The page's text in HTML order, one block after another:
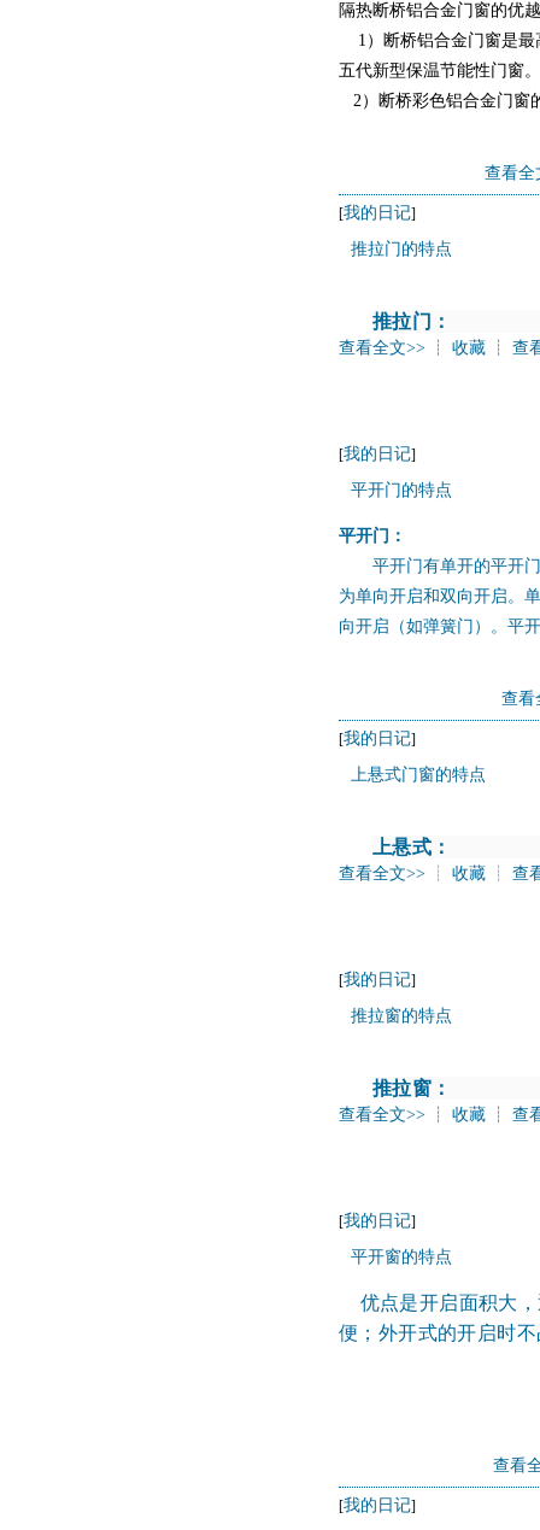
隔热断桥铝合金门窗的优
1）断桥铝合金门窗是最
五代新型保温节能性门窗
2）断桥彩色铝合金门窗
查看全
[我的日记]
推拉门的特点
推拉门：
查看全文>> ┊ 收藏 ┊ 查
[我的日记]
平开门的特点
平开门：
平开门有单开的平开门
为单向开启和双向开启。
向开启（如弹簧门）。平
查看
[我的日记]
上悬式门窗的特点
上悬式：
查看全文>> ┊ 收藏 ┊ 查
[我的日记]
推拉窗的特点
推拉窗：
查看全文>> ┊ 收藏 ┊ 查
[我的日记]
平开窗的特点
优点是开启面积大，
便；外开式的开启时
查看
[我的日记]